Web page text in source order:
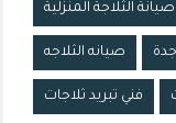
الثلاجة المنزلية
صيانه الثلاجه
فني تبريد ثلاجات